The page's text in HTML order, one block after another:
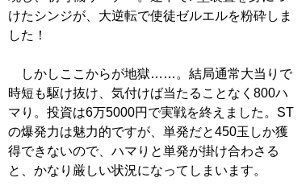
けたシンジが、大逆転で使徒ゼルエルを粉砕しま
した！
しかしここからが地獄……。結局通常大当りで
時短も駆け抜け、気付けば当たることなく800ハ
マり。投資は6万5000円で実戦を終えました。ST
の爆発力は魅力的ですが、単発だと450玉しか獲
得できないので、ハマりと単発が掛け合わさる
と、かなり厳しい状況になってしまいます。